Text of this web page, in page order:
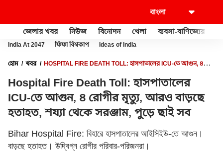
জেলার খবর নিউজ বিনোদন খেলা ব্যবসা-বাণিজ্যের
India At 2047 ফিফা বিশ্বকাপ Ideas of India
হোম খবর
HOSPITAL FIRE DEATH TOLL: হাসপাতালের ICU-তে আগুন, ৪
Hospital Fire Death Toll: হাসপাতালের
ICU-তে আগুন, ৪ রোগীর মৃত্যু, আরও বাড়ছে
হতাহত, শয্যা থেকে সরঞ্জাম, পুড়ে ছাই সব
Bihar Hospital Fire: বিহারে হাসপাতালের আইসিইউ-তে আগুন।
বাড়ছে হতাহত। উদ্বিগ্ন রোগীর পরিবার-পরিজনরা।